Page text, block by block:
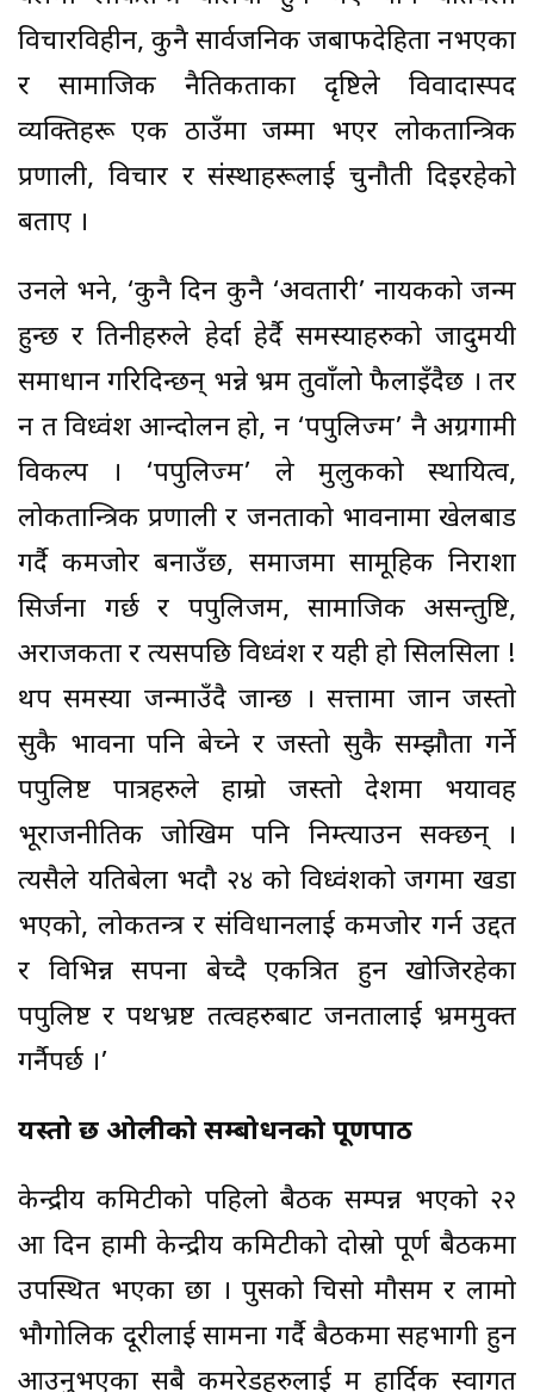
विचारविहीन, कुनै सार्वजनिक जबाफदेहिता नभएका
र सामाजिक नैतिकताका दृष्टिले विवादास्पद
व्यक्तिहरू एक ठाउँमा जम्मा भएर लोकतान्त्रिक
प्रणाली, विचार र संस्थाहरूलाई चुनौती दिइरहेको
बताए ।
उनले भने, ‘कुनै दिन कुनै ‘अवतारी’ नायकको जन्म
हुन्छ र तिनीहरुले हेर्दा हेर्दै समस्याहरुको जादुमयी
समाधान गरिदिन्छन् भन्ने भ्रम तुवाँलो फैलाइँदैछ । तर
न त विध्वंश आन्दोलन हो, न ‘पपुलिज्म’ नै अग्रगामी
विकल्प । ‘पपुलिज्म’ ले मुलुकको स्थायित्व,
लोकतान्त्रिक प्रणाली र जनताको भावनामा खेलबाड
गर्दै कमजोर बनाउँछ, समाजमा सामूहिक निराशा
सिर्जना गर्छ र पपुलिजम, सामाजिक असन्तुष्टि,
अराजकता र त्यसपछि विध्वंश र यही हो सिलसिला !
थप समस्या जन्माउँदै जान्छ । सत्तामा जान जस्तो
सुकै भावना पनि बेच्ने र जस्तो सुकै सम्झौता गर्ने
पपुलिष्ट पात्रहरुले हाम्रो जस्तो देशमा भयावह
भूराजनीतिक जोखिम पनि निम्त्याउन सक्छन् ।
त्यसैले यतिबेला भदौ २४ को विध्वंशको जगमा खडा
भएको, लोकतन्त्र र संविधानलाई कमजोर गर्न उद्दत
र विभिन्न सपना बेच्दै एकत्रित हुन खोजिरहेका
पपुलिष्ट र पथभ्रष्ट तत्वहरुबाट जनतालाई भ्रममुक्त
गर्नैपर्छ ।’
यस्तो छ ओलीको सम्बोधनको पूर्णपाठ
केन्द्रीय कमिटीको पहिलो बैठक सम्पन्न भएको २२
औँ दिन हामी केन्द्रीय कमिटीको दोस्रो पूर्ण बैठकमा
उपस्थित भएका छौँ । पुसको चिसो मौसम र लामो
भौगोलिक दूरीलाई सामना गर्दै बैठकमा सहभागी हुन
आउनुभएका सबै कमरेडहरुलाई म हार्दिक स्वागत